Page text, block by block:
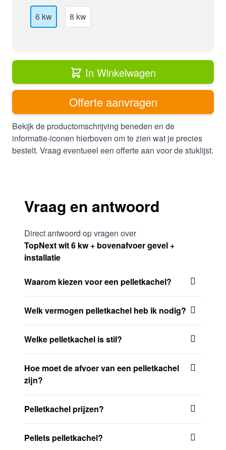
6 kw 8 kw
In Winkelwagen
Offerte aanvragen
Bekijk de productomschrijving beneden en de
informatie-iconen hierboven om te zien wat je precies
bestelt. Vraag eventueel een offerte aan voor de stuklijst.
Vraag en antwoord
Direct antwoord op vragen over
TopNext wit 6 kw + bovenafvoer gevel +
installatie
Waarom kiezen voor een pelletkachel?
Welk vermogen pelletkachel heb ik nodig?
Welke pelletkachel is stil?
Hoe moet de afvoer van een pelletkachel
zijn?
Pelletkachel prijzen?
Pellets pelletkachel?